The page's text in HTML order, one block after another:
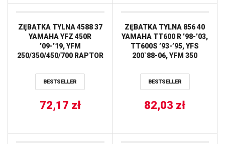
ZĘBATKA TYLNA 4588 37
YAMAHA YFZ 450R
’09-’19, YFM
250/350/450/700 RAPTOR
520) – MOŻE ZASTĄPIĆ
85737JT (JTR857.37) JT
BESTSELLER
72,17 zł
ZĘBATKA TYLNA 856 40
YAMAHA TT600 R ’98-’03,
TT600S ’93-’95, YFS
200`88-06, YFM 350
(ŁAŃC. 520) JT
BESTSELLER
82,03 zł